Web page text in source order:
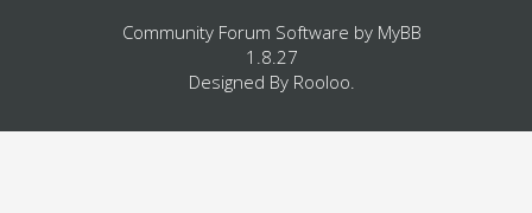
Community Forum Software by MyBB
1.8.27
Designed By Rooloo